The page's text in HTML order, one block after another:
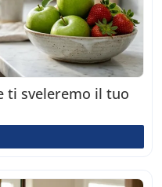
ti sveleremo il tuo